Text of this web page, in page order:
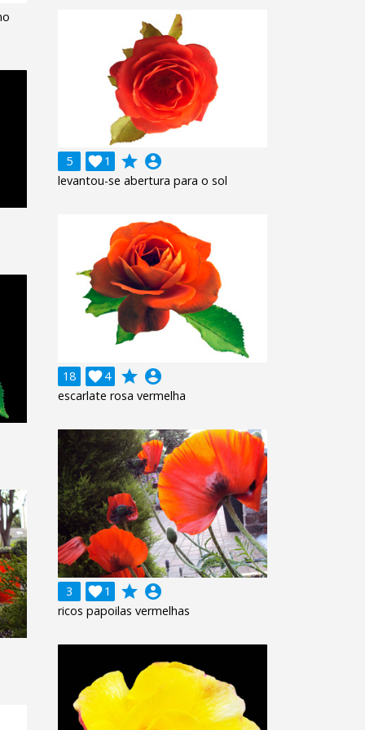
5 1
 grade account_circle
levantou-se abertura para o sol
18 4
 grade account_circle
escarlate rosa vermelha
3 1
 grade account_circle
ricos papoilas vermelhas